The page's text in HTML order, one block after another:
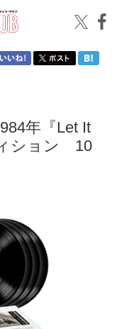
年『Let It
ション 10